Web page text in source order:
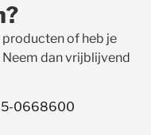
producten of heb je
dan vrijblijvend
0668600